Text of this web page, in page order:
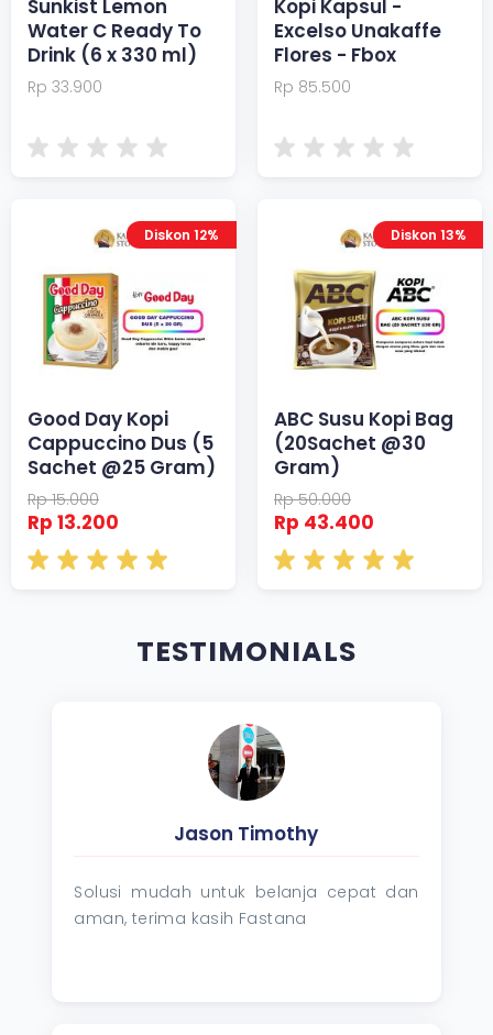
Sunkist Lemon
Water C Ready To
Drink (6 x 330 ml)
Rp 33.900
Kopi Kapsul -
Excelso Unakaffe
Flores - Fbox
Rp 85.500
Diskon 12%
Good Day Kopi
Cappuccino Dus (5
Sachet @25 Gram)
Rp 15.000
Rp 13.200
Diskon 13%
ABC Susu Kopi Bag
(20Sachet @30
Gram)
Rp 50.000
Rp 43.400
TESTIMONIALS
Jason Timothy
Solusi mudah untuk belanja cepat dan
aman, terima kasih Fastana